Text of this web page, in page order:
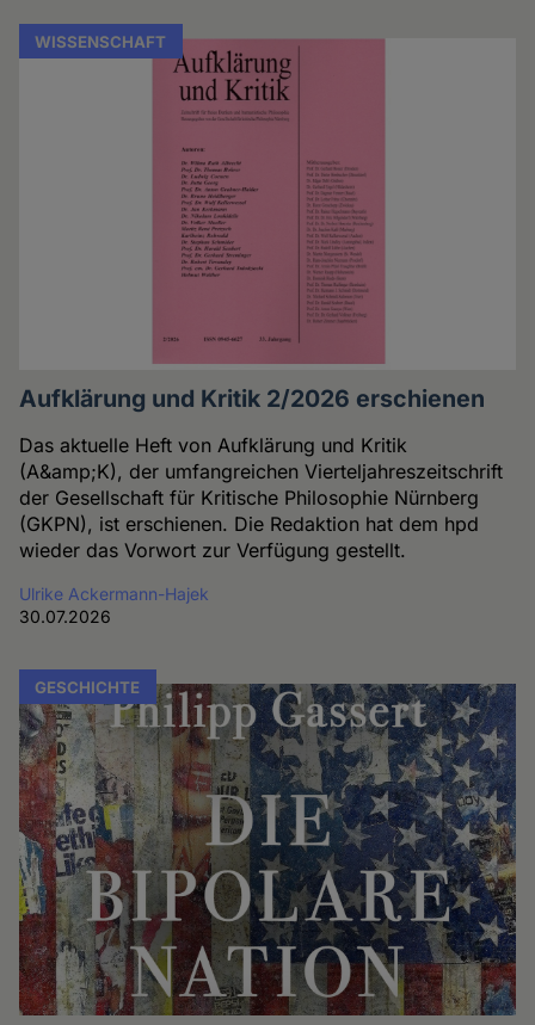
WISSENSCHAFT
Aufklärung und Kritik 2/2026 erschienen
Das aktuelle Heft von Aufklärung und Kritik
(A&amp;K), der umfangreichen Vierteljahreszeitschrift
der Gesellschaft für Kritische Philosophie Nürnberg
(GKPN), ist erschienen. Die Redaktion hat dem hpd
wieder das Vorwort zur Verfügung gestellt.
Ulrike Ackermann-Hajek
30.07.2026
GESCHICHTE